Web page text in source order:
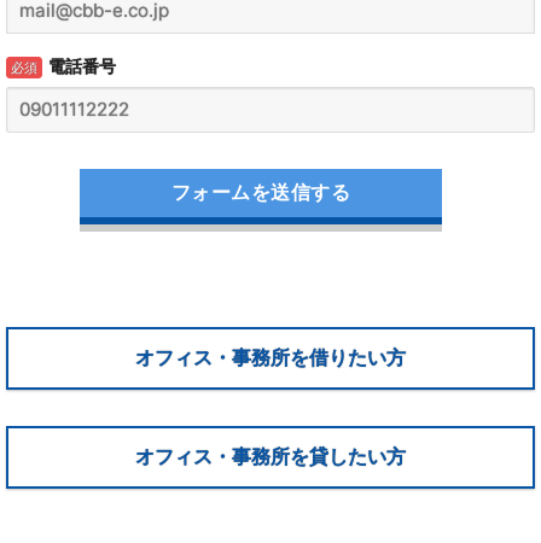
必須 電話番号
オフィス・事務所を借りたい方
オフィス・事務所を貸したい方